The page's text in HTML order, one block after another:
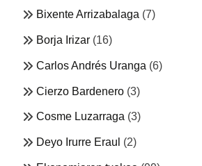
Bixente Arrizabalaga (7)
Borja Irizar (16)
Carlos Andrés Uranga (6)
Cierzo Bardenero (3)
Cosme Luzarraga (3)
Deyo Irurre Eraul (2)